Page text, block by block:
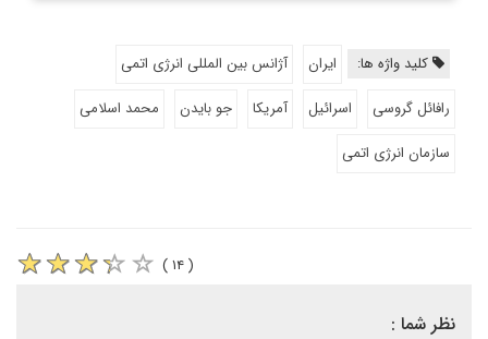
کلید واژه ها: ایران
آژانس بین المللی انرژی اتمی
رافائل گروسی
اسرائیل آمریکا جو بایدن
محمد اسلامی
سازمان انرژی اتمی
( ۱۴ )
نظر شما :